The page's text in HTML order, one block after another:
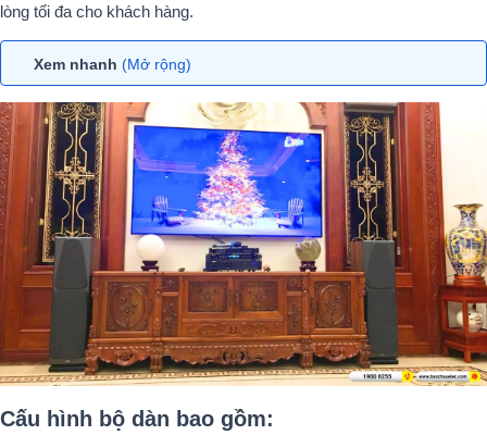
lòng tối đa cho khách hàng.
Xem nhanh (Mở rộng)
Cấu hình bộ dàn bao gồm: